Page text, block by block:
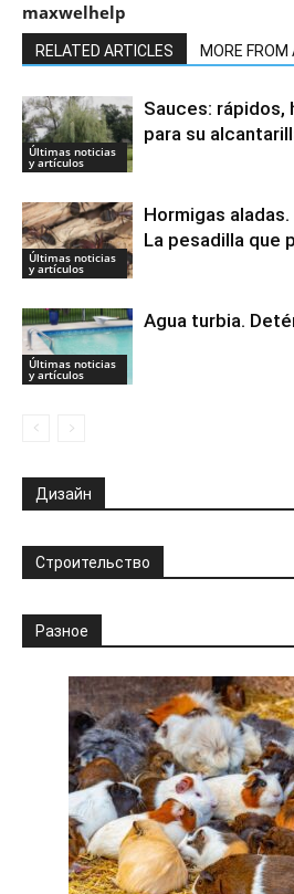
maxwelhelp
RELATED ARTICLES MORE FROM
Últimas noticias
y artículos
Sauces: rápidos,
para su
Últimas noticias
y artículos
Hormigas
La pesadilla que
Últimas noticias
y artículos
Agua turbia.
Дизайн
Строительство
Разное